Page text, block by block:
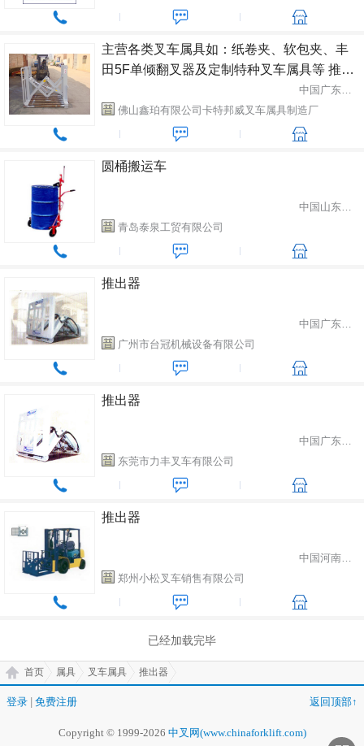
主营各类叉车属具如：纸卷夹、软包夹、丰
田5F单倾翻叉器及定制特种叉车属具等 推出
中国广东省佛山市
佛山鑫珀有限公司卡特邦威叉车属具制造厂
圆桶搬运车
中国山东省青岛市
青岛泰泉工贸有限公司
推出器
中国广东省广州市
广州市台冠机械设备有限公司
推出器
中国广东省东莞市
东莞市力丰叉车有限公司
推出器
中国河南省郑州市
郑州小松叉车销售有限公司
已经加载完毕
首页 属具 叉车属具 推出器
登录 免费注册 返回顶部↑
Copyright © 1999-2026 中叉网(www.chinaforklift.com)